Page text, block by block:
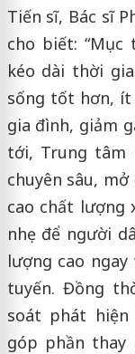
Tiến sĩ, Bác sĩ
cho biết:
kéo dài thời
sống tốt hơn, ít
gia đình, giảm
tới, Trung
chuyên sâu,
cao chất lượng
nhẹ để người
lượng cao
tuyến. Đồng
soát phát
góp phần thay